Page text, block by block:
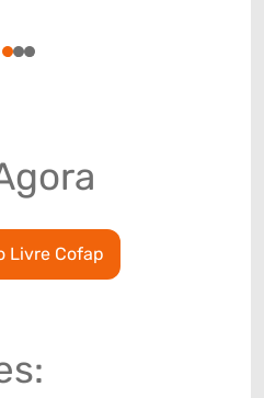
123
Livre Cofap